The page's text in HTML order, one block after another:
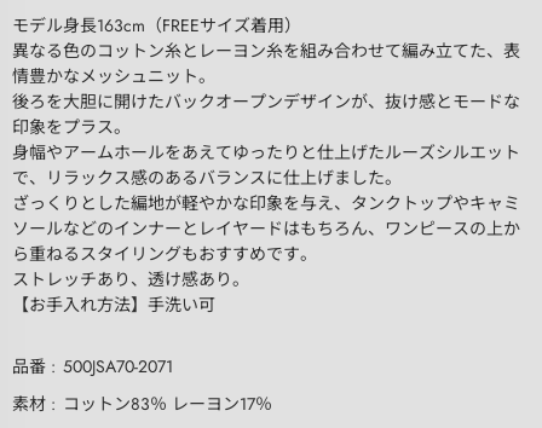
モデル身長163cm（FREEサイズ着用）
異なる色のコットン糸とレーヨン糸を組み合わせて編み立てた、表
情豊かなメッシュニット。
後ろを大胆に開けたバックオープンデザインが、抜け感とモードな
印象をプラス。
身幅やアームホールをあえてゆったりと仕上げたルーズシルエット
で、リラックス感のあるバランスに仕上げました。
ざっくりとした編地が軽やかな印象を与え、タンクトップやキャミ
ソールなどのインナーとレイヤードはもちろん、ワンピースの上か
ら重ねるスタイリングもおすすめです。
ストレッチあり、透け感あり。
【お手入れ方法】手洗い可
品番
500JSA70-2071
素材
コットン83％ レーヨン17％